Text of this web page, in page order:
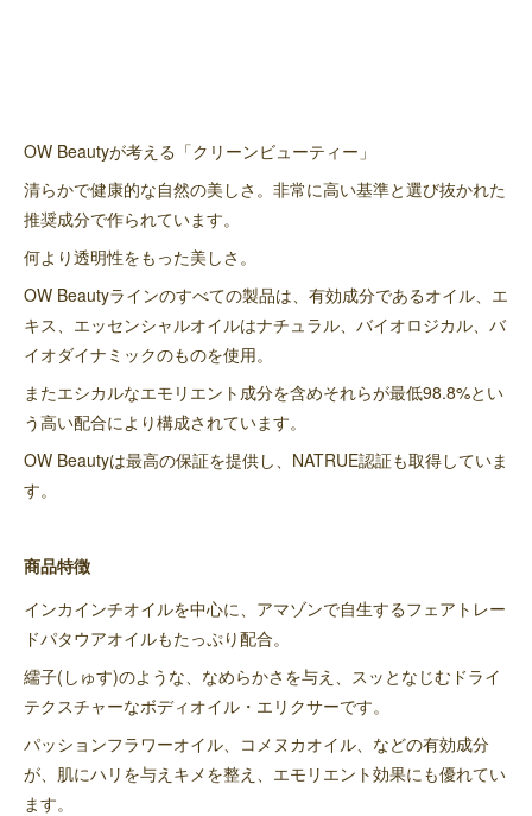
OW Beautyが考える「クリーンビューティー」
清らかで健康的な自然の美しさ。非常に高い基準と選び抜かれた
推奨成分で作られています。
何より透明性をもった美しさ。
OW Beautyラインのすべての製品は、有効成分であるオイル、エ
キス、エッセンシャルオイルはナチュラル、バイオロジカル、バ
イオダイナミックのものを使用。
またエシカルなエモリエント成分を含めそれらが最低98.8%とい
う高い配合により構成されています。
OW Beautyは最高の保証を提供し、NATRUE認証も取得していま
す。
商品特徴
インカインチオイルを中心に、アマゾンで自生するフェアトレー
ドパタウアオイルもたっぷり配合。
繻子(しゅす)のような、なめらかさを与え、スッとなじむドライ
テクスチャーなボディオイル・エリクサーです。
パッションフラワーオイル、コメヌカオイル、などの有効成分
が、肌にハリを与えキメを整え、エモリエント効果にも優れてい
ます。